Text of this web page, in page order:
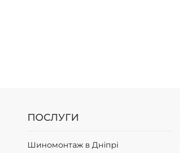
ПОСЛУГИ
Шиномонтаж в Дніпрі